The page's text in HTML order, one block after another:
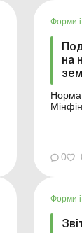
Форми
на
рік Як подати і заповнити декларацію з0
Форми